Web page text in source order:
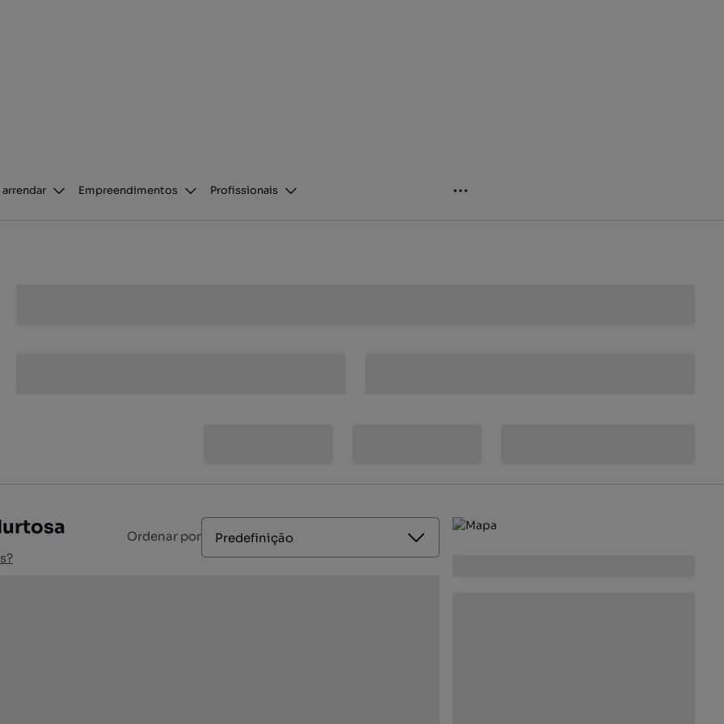
arrendar Empreendimentos Profissionais
Ordenar por Predefinição